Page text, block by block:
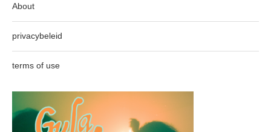
About
privacybeleid
terms of use